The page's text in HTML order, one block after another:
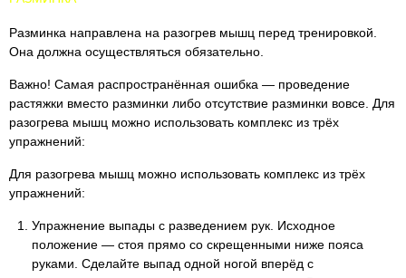
Разминка направлена на разогрев мышц перед тренировкой.
Она должна осуществляться обязательно.
Важно! Самая распространённая ошибка — проведение
растяжки вместо разминки либо отсутствие разминки вовсе. Для
разогрева мышц можно использовать комплекс из трёх
упражнений:
Для разогрева мышц можно использовать комплекс из трёх
упражнений:
Упражнение выпады с разведением рук. Исходное
положение — стоя прямо со скрещенными ниже пояса
руками. Сделайте выпад одной ногой вперёд с